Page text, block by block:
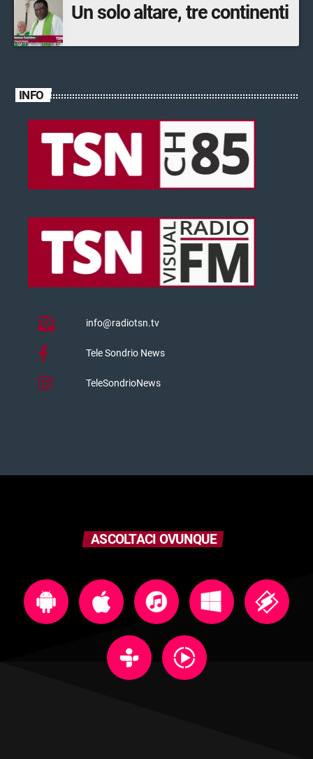
Un solo altare, tre continenti
INFO
info@radiotsn.tv
Tele Sondrio News
TeleSondrioNews
ASCOLTACI OVUNQUE